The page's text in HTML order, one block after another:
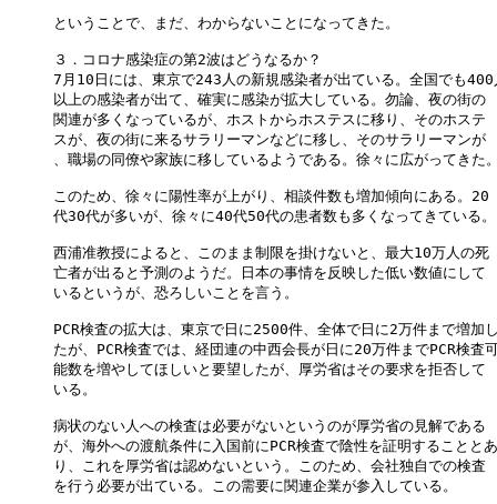
ということで、まだ、わからないことになってきた。
３．コロナ感染症の第2波はどうなるか？
7月10日には、東京で243人の新規感染者が出ている。全国でも400
以上の感染者が出て、確実に感染が拡大している。勿論、夜の街の
関連が多くなっているが、ホストからホステスに移り、そのホステ
スが、夜の街に来るサラリーマンなどに移し、そのサラリーマンが
、職場の同僚や家族に移しているようである。徐々に広がってきた
このため、徐々に陽性率が上がり、相談件数も増加傾向にある。20
代30代が多いが、徐々に40代50代の患者数も多くなってきている。
西浦准教授によると、このまま制限を掛けないと、最大10万人の死
亡者が出ると予測のようだ。日本の事情を反映した低い数値にして
いるというが、恐ろしいことを言う。
PCR検査の拡大は、東京で日に2500件、全体で日に2万件まで増加
たが、PCR検査では、経団連の中西会長が日に20万件までPCR検査
能数を増やしてほしいと要望したが、厚労省はその要求を拒否して
いる。
病状のない人への検査は必要がないというのが厚労省の見解である
が、海外への渡航条件に入国前にPCR検査で陰性を証明することとあ
り、これを厚労省は認めないという。このため、会社独自での検査
を行う必要が出ている。この需要に関連企業が参入している。